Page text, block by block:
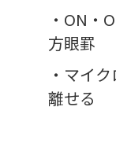
・ON・
方眼罫
・マイ
離せる